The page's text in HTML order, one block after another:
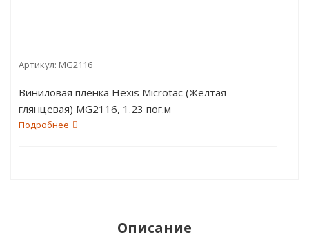
Артикул: MG2116
Виниловая плёнка Hexis Microtac (Жёлтая
глянцевая) MG2116, 1.23 пог.м
Подробнее
Описание